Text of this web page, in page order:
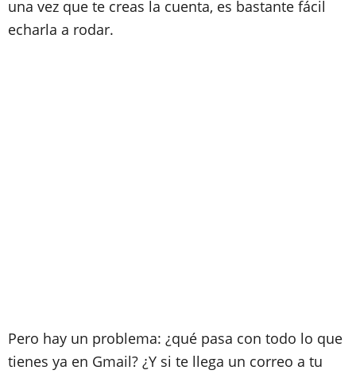
una vez que te creas la cuenta, es bastante fácil
echarla a rodar.
Pero hay un problema: ¿qué pasa con todo lo que
tienes ya en Gmail? ¿Y si te llega un correo a tu